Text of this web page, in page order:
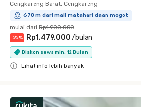
Cengkareng Barat, Cengkareng
678 m dari mall matahari daan mogot
mulai dari Rp1.900.000
-22% Rp1.479.000 /bulan
Diskon sewa min. 12 Bulan
Lihat info lebih banyak